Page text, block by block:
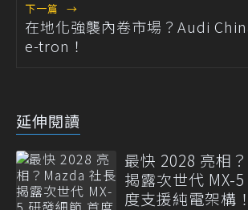
下一篇 →
在地化強襲內卷市場？Audi
e-tron！
延伸閱讀
最快 2028 亮相
揭露次世代 MX-
度支援純電架構！